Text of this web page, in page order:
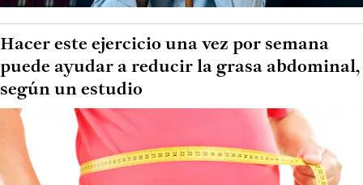
Hacer este ejercicio una vez por semana
puede ayudar a reducir la grasa abdominal,
según un estudio